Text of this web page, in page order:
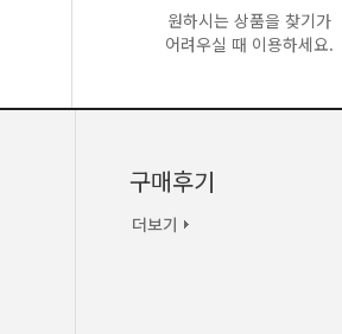
원하시는 상품을 찾기가
어려우실 때 이용하세요.
구매후기